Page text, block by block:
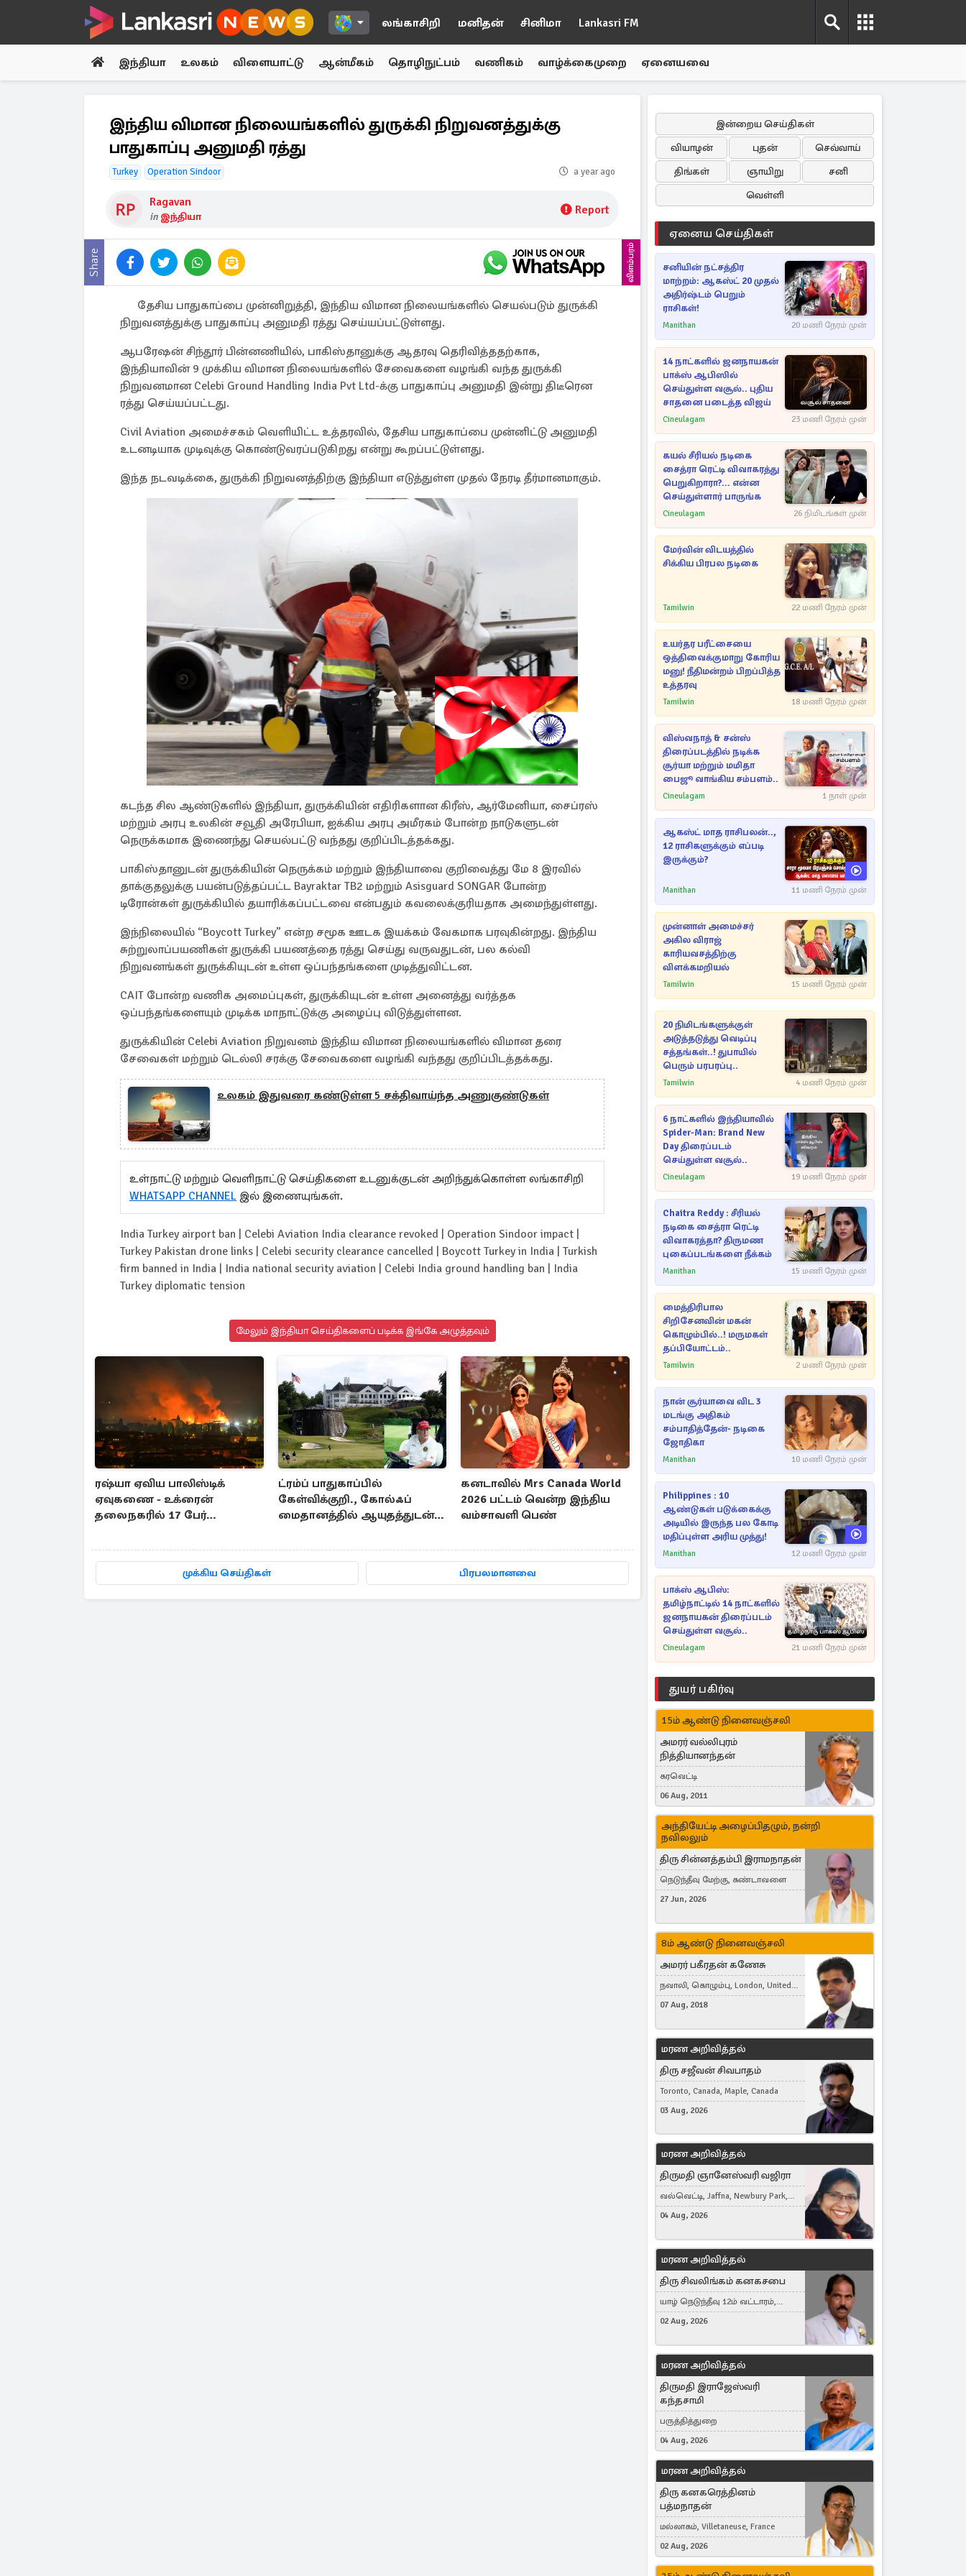
லங்காசிறி மனிதன் சினிமா Lankasri FM
இந்தியா உலகம் விளையாட்டு ஆன்மீகம் தொழிநுட்பம் வணிகம் வாழ்க்கைமுறை ஏனையவை
இந்திய விமான நிலையங்களில் துருக்கி நிறுவனத்துக்கு
பாதுகாப்பு அனுமதி ரத்து
Turkey Operation Sindoor a year ago
Ragavan
in இந்தியா Report
Share விளம்பரம்
தேசிய பாதுகாப்பை முன்னிறுத்தி, இந்திய விமான நிலையங்களில் செயல்படும் துருக்கி
நிறுவனத்துக்கு பாதுகாப்பு அனுமதி ரத்து செய்யப்பட்டுள்ளது.
ஆபரேஷன் சிந்தூர் பின்னணியில், பாகிஸ்தானுக்கு ஆதரவு தெரிவித்ததற்காக,
இந்தியாவின் 9 முக்கிய விமான நிலையங்களில் சேவைகளை வழங்கி வந்த துருக்கி
நிறுவனமான Celebi Ground Handling India Pvt Ltd-க்கு பாதுகாப்பு அனுமதி இன்று திடீரென
ரத்து செய்யப்பட்டது.
Civil Aviation அமைச்சகம் வெளியிட்ட உத்தரவில், தேசிய பாதுகாப்பை முன்னிட்டு அனுமதி
உடனடியாக முடிவுக்கு கொண்டுவரப்படுகிறது என்று கூறப்பட்டுள்ளது.
இந்த நடவடிக்கை, துருக்கி நிறுவனத்திற்கு இந்தியா எடுத்துள்ள முதல் நேரடி தீர்மானமாகும்.
கடந்த சில ஆண்டுகளில் இந்தியா, துருக்கியின் எதிரிகளான கிரீஸ், ஆர்மேனியா, சைப்ரஸ்
மற்றும் அரபு உலகின் சவூதி அரேபியா, ஐக்கிய அரபு அமீரகம் போன்ற நாடுகளுடன்
நெருக்கமாக இணைந்து செயல்பட்டு வந்தது குறிப்பிடத்தக்கது.
பாகிஸ்தானுடன் துருக்கியின் நெருக்கம் மற்றும் இந்தியாவை குறிவைத்து மே 8 இரவில்
தாக்குதலுக்கு பயன்படுத்தப்பட்ட Bayraktar TB2 மற்றும் Asisguard SONGAR போன்ற
டிரோன்கள் துருக்கியில் தயாரிக்கப்பட்டவை என்பதும் கவலைக்குரியதாக அமைந்துள்ளது.
இந்நிலையில் “Boycott Turkey” என்ற சமூக ஊடக இயக்கம் வேகமாக பரவுகின்றது. இந்திய
சுற்றுலாப்பயணிகள் துருக்கி பயணத்தை ரத்து செய்து வருவதுடன், பல கல்வி
நிறுவனங்கள் துருக்கியுடன் உள்ள ஒப்பந்தங்களை முடித்துவிட்டன.
CAIT போன்ற வணிக அமைப்புகள், துருக்கியுடன் உள்ள அனைத்து வர்த்தக
ஒப்பந்தங்களையும் முடிக்க மாநாட்டுக்கு அழைப்பு விடுத்துள்ளன.
துருக்கியின் Celebi Aviation நிறுவனம் இந்திய விமான நிலையங்களில் விமான தரை
சேவைகள் மற்றும் டெல்லி சரக்கு சேவைகளை வழங்கி வந்தது குறிப்பிடத்தக்கது.
உலகம் இதுவரை கண்டுள்ள 5 சக்திவாய்ந்த அணுகுண்டுகள்
உள்நாட்டு மற்றும் வெளிநாட்டு செய்திகளை உடனுக்குடன் அறிந்துக்கொள்ள லங்காசிறி
WHATSAPP CHANNEL இல் இணையுங்கள்.
India Turkey airport ban | Celebi Aviation India clearance revoked | Operation Sindoor impact |
Turkey Pakistan drone links | Celebi security clearance cancelled | Boycott Turkey in India | Turkish
firm banned in India | India national security aviation | Celebi India ground handling ban | India
Turkey diplomatic tension
மேலும் இந்தியா செய்திகளைப் படிக்க இங்கே அழுத்தவும்
ரஷ்யா ஏவிய பாலிஸ்டிக்
ஏவுகணை - உக்ரைன்
தலைநகரில் 17 பேர்
ட்ரம்ப் பாதுகாப்பில்
கேள்விக்குறி., கோல்ஃப்
மைதானத்தில் ஆயுதத்துடன்
கனடாவில் Mrs Canada World
2026 பட்டம் வென்ற இந்திய
வம்சாவளி பெண்
முக்கிய செய்திகள் பிரபலமானவை
இன்றைய செய்திகள்
வியாழன்
புதன்
செவ்வாய்
திங்கள்
ஞாயிறு
சனி
வெள்ளி
ஏனைய செய்திகள்
சனியின் நட்சத்திர
மாற்றம்: ஆகஸ்ட் 20 முதல்
அதிர்ஷ்டம் பெறும்
ராசிகள்!
Manithan 20 மணி நேரம் முன்
14 நாட்களில் ஜனநாயகன்
பாக்ஸ் ஆபிஸில்
செய்துள்ள வசூல்.. புதிய
சாதனை படைத்த விஜய்
Cineulagam 23 மணி நேரம் முன்
கயல் சீரியல் நடிகை
சைத்ரா ரெட்டி விவாகரத்து
பெறுகிறாரா?... என்ன
செய்துள்ளார் பாருங்க
Cineulagam 26 நிமிடங்கள் முன்
மேர்வின் விடயத்தில்
சிக்கிய பிரபல நடிகை
Tamilwin 22 மணி நேரம் முன்
உயர்தர பரீட்சையை
ஒத்திவைக்குமாறு கோரிய
மனு! நீதிமன்றம் பிறப்பித்த
உத்தரவு
Tamilwin 18 மணி நேரம் முன்
விஸ்வநாத் & சன்ஸ்
திரைப்படத்தில் நடிக்க
சூர்யா மற்றும் மமிதா
பைஜூ வாங்கிய சம்பளம்..
Cineulagam 1 நாள் முன்
ஆகஸ்ட் மாத ராசிபலன்..,
12 ராசிகளுக்கும் எப்படி
இருக்கும்?
Manithan 11 மணி நேரம் முன்
முன்னாள் அமைச்சர்
அகில விராஜ்
காரியவசத்திற்கு
விளக்கமறியல்
Tamilwin 15 மணி நேரம் முன்
20 நிமிடங்களுக்குள்
அடுத்தடுத்து வெடிப்பு
சத்தங்கள்..! துபாயில்
பெரும் பரபரப்பு..
Tamilwin 4 மணி நேரம் முன்
6 நாட்களில் இந்தியாவில்
Spider-Man: Brand New
Day திரைப்படம்
செய்துள்ள வசூல்..
Cineulagam 19 மணி நேரம் முன்
Chaitra Reddy : சீரியல்
நடிகை சைத்ரா ரெட்டி
விவாகரத்தா? திருமண
புகைப்படங்களை நீக்கம்
Manithan 15 மணி நேரம் முன்
மைத்திரிபால
சிறிசேனவின் மகன்
கொழும்பில்..! மருமகள்
தப்பியோட்டம்..
Tamilwin 2 மணி நேரம் முன்
நான் சூர்யாவை விட 3
மடங்கு அதிகம்
சம்பாதித்தேன்- நடிகை
ஜோதிகா
Manithan 10 மணி நேரம் முன்
Philippines : 10
ஆண்டுகள் படுக்கைக்கு
அடியில் இருந்த பல கோடி
மதிப்புள்ள அரிய முத்து!
Manithan 12 மணி நேரம் முன்
பாக்ஸ் ஆபிஸ்:
தமிழ்நாட்டில் 14 நாட்களில்
ஜனநாயகன் திரைப்படம்
செய்துள்ள வசூல்..
Cineulagam 21 மணி நேரம் முன்
துயர் பகிர்வு
15ம் ஆண்டு நினைவஞ்சலி
அமரர் வல்லிபுரம்
நித்தியானந்தன்
கரவெட்டி
06 Aug, 2011
அந்தியேட்டி அழைப்பிதழும், நன்றி
நவிலலும்
திரு சின்னத்தம்பி இராமநாதன்
நெடுந்தீவு மேற்கு, கண்டாவளை
27 Jun, 2026
8ம் ஆண்டு நினைவஞ்சலி
அமரர் பகீரதன் கணேசு
நவாலி, கொழும்பு, London, United
Kingdom
07 Aug, 2018
மரண அறிவித்தல்
திரு சஜீவன் சிவபாதம்
Toronto, Canada, Maple, Canada
03 Aug, 2026
மரண அறிவித்தல்
திருமதி ஞானேஸ்வரி வஜிரா
வல்வெட்டி, Jaffna, Newbury Park,
United Kingdom
04 Aug, 2026
மரண அறிவித்தல்
திரு சிவலிங்கம் கனகசபை
யாழ் நெடுந்தீவு 12ம் வட்டாரம்,
Jaffna, நயினாதீவு, London, United
02 Aug, 2026
மரண அறிவித்தல்
திருமதி இராஜேஸ்வரி
கந்தசாமி
பருத்தித்துறை
04 Aug, 2026
மரண அறிவித்தல்
திரு கனகரெத்தினம்
பத்மநாதன்
மல்லாகம், Villetaneuse, France
02 Aug, 2026